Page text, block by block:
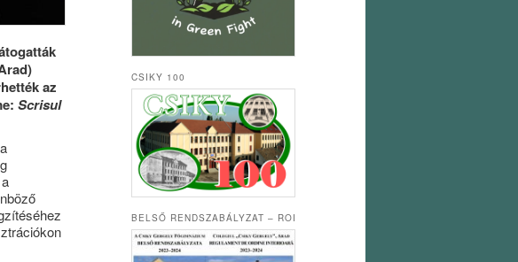
az
Scrisul
CSIKY 100
BELSŐ RENDSZABÁLYZAT – ROI